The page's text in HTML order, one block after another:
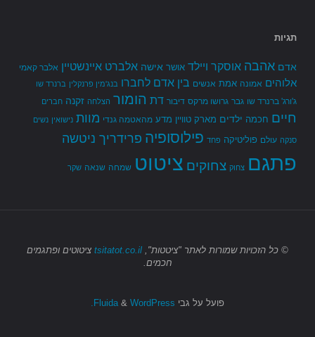
תגיות
אדם אהבה אוסקר ויילד אושר אישה אלברט איינשטיין אלבר קאמי
אלוהים אמונה אמת אנשים בין אדם לחברו בנג'מין פרנקלין ברנרד שו
ג'ורג' ברנרד שו גבר גרושו מרקס דיבור דת הומור הצלחה זקנה חברים
חיים חכמה ילדים מארק טוויין מדע מהאטמה גנדי מוות נישואין נשים
סנקה עולם פוליטיקה פחד פילוסופיה פרידריך ניטשה
פתגם צחוק צחוקים ציטוט שמחה שנאה שקר
© כל הזכויות שמורות לאתר "ציטטות", tsitatot.co.il ציטוטים ופתגמים
חכמים.
פועל על גבי & WordPress.